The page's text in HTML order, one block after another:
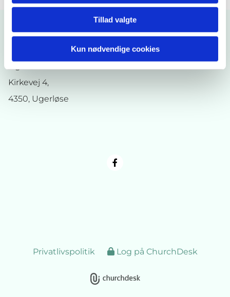
Tillad valgte
Kun nødvendige cookies
Kirkekontoret
Kirkevej 4,
4350, Ugerløse
Privatlivspolitik Log på ChurchDesk